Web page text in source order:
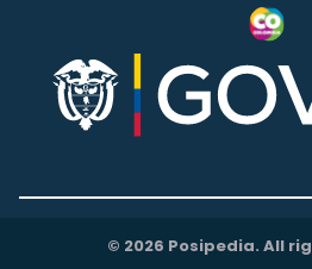
© 2026 Posipedia. All